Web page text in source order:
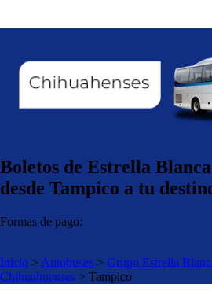
Boletos de Estrella
desde Tampico a tu
Formas de pago:
Inicio > Autobuses > Grupo Estrella
Chihuahuenses > Tampico